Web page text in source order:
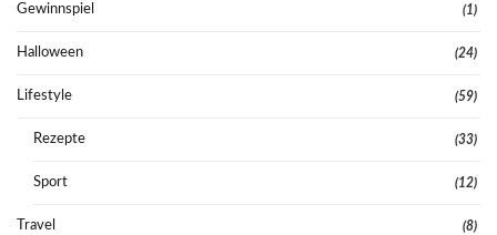
Gewinnspiel (1)
Halloween (24)
Lifestyle (59)
Rezepte (33)
Sport (12)
Travel (8)